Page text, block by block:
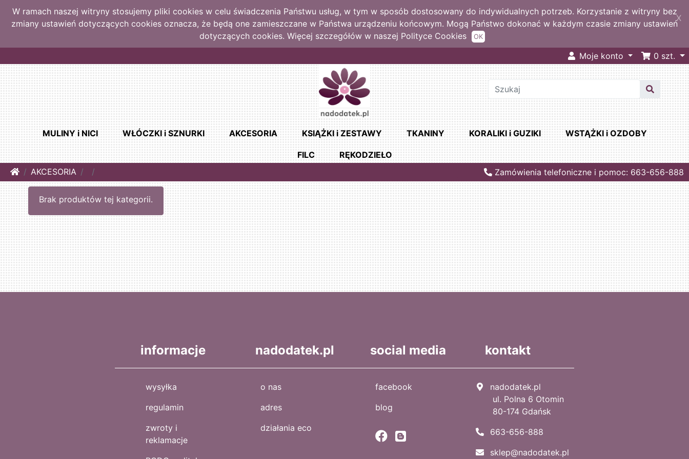
W ramach naszej witryny stosujemy pliki cookies w celu świadczenia Państwu usług, w tym w sposób dostosowany do indywidualnych potrzeb. Korzystanie z witryny bez
zmiany ustawień dotyczących cookies oznacza, że będą one zamieszczane w Państwa urządzeniu końcowym. Mogą Państwo dokonać w każdym czasie zmiany ustawień
dotyczących cookies. Więcej szczegółów w naszej Polityce Cookies
X
OK
Moje konto 0 szt.
MULINY i NICI WŁÓCZKI i SZNURKI AKCESORIA KSIĄŻKI i ZESTAWY TKANINY KORALIKI i GUZIKI WSTĄŻKI i OZDOBY
FILC
RĘKODZIEŁO
HomeAKCESORIA Zamówienia telefoniczne i pomoc: 663-656-888
Brak produktów tej kategorii.
informacje
wysyłka
regulamin
zwroty i
reklamacje
nadodatek.pl
o nas
adres
działania eco
social media
facebook
blog
kontakt
nadodatek.pl
ul. Polna 6 Otomin
80-174 Gdańsk
663-656-888
sklep@nadodatek.pl